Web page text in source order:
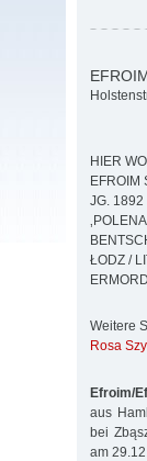
HIER
EFROIM
JG. 1892
ŁODZ /
Weitere
Rosa
Efroim/
aus
bei
am